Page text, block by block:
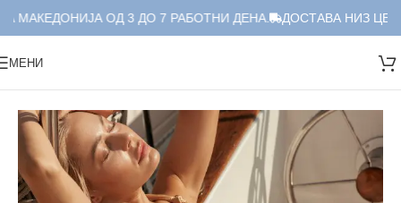
МАКЕДОНИЈА ОД 3 ДО 7 РАБОТНИ ДЕНА. ДОСТАВА НИЗ
МЕНИ